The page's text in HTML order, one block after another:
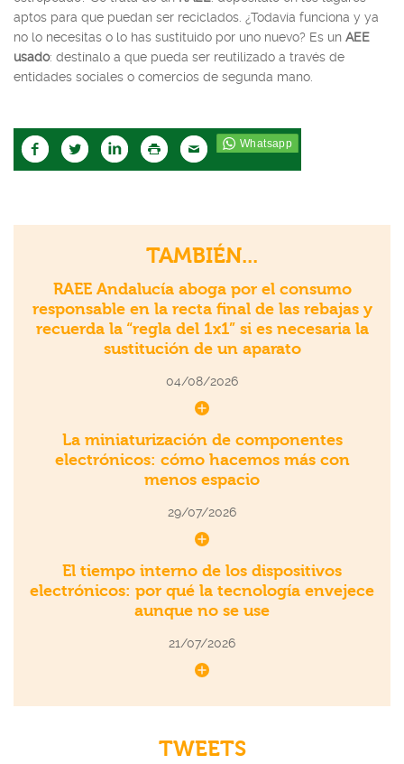
aptos para que puedan ser reciclados. ¿Todavía funciona y ya
no lo necesitas o lo has sustituido por uno nuevo? Es un AEE
usado: destínalo a que pueda ser reutilizado a través de
entidades sociales o comercios de segunda mano.
TAMBIÉN...
RAEE Andalucía aboga por el consumo
responsable en la recta final de las rebajas y
recuerda la “regla del 1x1” si es necesaria la
sustitución de un aparato
04/08/2026
La miniaturización de componentes
electrónicos: cómo hacemos más con
menos espacio
29/07/2026
El tiempo interno de los dispositivos
electrónicos: por qué la tecnología envejece
aunque no se use
21/07/2026
TWEETS